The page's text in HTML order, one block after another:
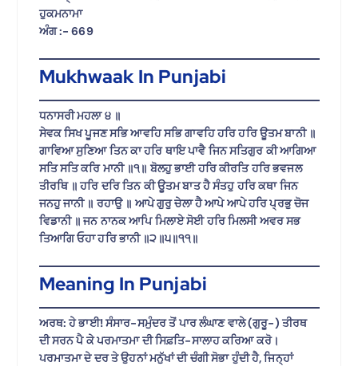
ਹੁਕਮਨਾਮਾ
ਅੰਗ :- 669
Mukhwaak In Punjabi
ਧਨਾਸਰੀ ਮਹਲਾ ੪ ॥
ਸੇਵਕ ਸਿਖ ਪੂਜਣ ਸਭਿ ਆਵਹਿ ਸਭਿ ਗਾਵਹਿ ਹਰਿ ਹਰਿ ਊਤਮ ਬਾਨੀ ॥
ਗਾਵਿਆ ਸੁਣਿਆ ਤਿਨ ਕਾ ਹਰਿ ਥਾਇ ਪਾਵੈ ਜਿਨ ਸਤਿਗੁਰ ਕੀ ਆਗਿਆ
ਸਤਿ ਸਤਿ ਕਰਿ ਮਾਨੀ ॥੧॥ ਬੋਲਹੁ ਭਾਈ ਹਰਿ ਕੀਰਤਿ ਹਰਿ ਭਵਜਲ
ਤੀਰਥਿ ॥ ਹਰਿ ਦਰਿ ਤਿਨ ਕੀ ਊਤਮ ਬਾਤ ਹੈ ਸੰਤਹੁ ਹਰਿ ਕਥਾ ਜਿਨ
ਜਨਹੁ ਜਾਨੀ ॥ ਰਹਾਉ ॥ ਆਪੇ ਗੁਰੁ ਚੇਲਾ ਹੈ ਆਪੇ ਆਪੇ ਹਰਿ ਪ੍ਰਭੁ ਚੋਜ
ਵਿਡਾਨੀ ॥ ਜਨ ਨਾਨਕ ਆਪਿ ਮਿਲਾਏ ਸੋਈ ਹਰਿ ਮਿਲਸੀ ਅਵਰ ਸਭ
ਤਿਆਗਿ ਓਹਾ ਹਰਿ ਭਾਨੀ ॥੨॥੫॥੧੧॥
Meaning In Punjabi
ਅਰਥ: ਹੇ ਭਾਈ! ਸੰਸਾਰ-ਸਮੁੰਦਰ ਤੋਂ ਪਾਰ ਲੰਘਾਣ ਵਾਲੇ (ਗੁਰੂ-) ਤੀਰਥ
ਦੀ ਸਰਨ ਪੈ ਕੇ ਪਰਮਾਤਮਾ ਦੀ ਸਿਫ਼ਤਿ-ਸਾਲਾਹ ਕਰਿਆ ਕਰੋ।
ਪਰਮਾਤਮਾ ਦੇ ਦਰ ਤੇ ਉਹਨਾਂ ਮਨੁੱਖਾਂ ਦੀ ਚੰਗੀ ਸੋਭਾ ਹੁੰਦੀ ਹੈ, ਜਿਨ੍ਹਾਂ